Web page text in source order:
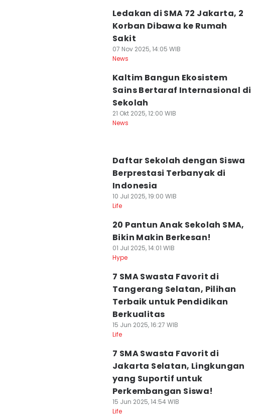
Ledakan di SMA 72 Jakarta, 2
Korban Dibawa ke Rumah
Sakit
07 Nov 2025, 14:05 WIB
News
Kaltim Bangun Ekosistem
Sains Bertaraf Internasional di
Sekolah
21 Okt 2025, 12:00 WIB
News
Daftar Sekolah dengan Siswa
Berprestasi Terbanyak di
Indonesia
10 Jul 2025, 19:00 WIB
Life
20 Pantun Anak Sekolah SMA,
Bikin Makin Berkesan!
01 Jul 2025, 14:01 WIB
Hype
7 SMA Swasta Favorit di
Tangerang Selatan, Pilihan
Terbaik untuk Pendidikan
Berkualitas
15 Jun 2025, 16:27 WIB
Life
7 SMA Swasta Favorit di
Jakarta Selatan, Lingkungan
yang Suportif untuk
Perkembangan Siswa!
15 Jun 2025, 14:54 WIB
Life